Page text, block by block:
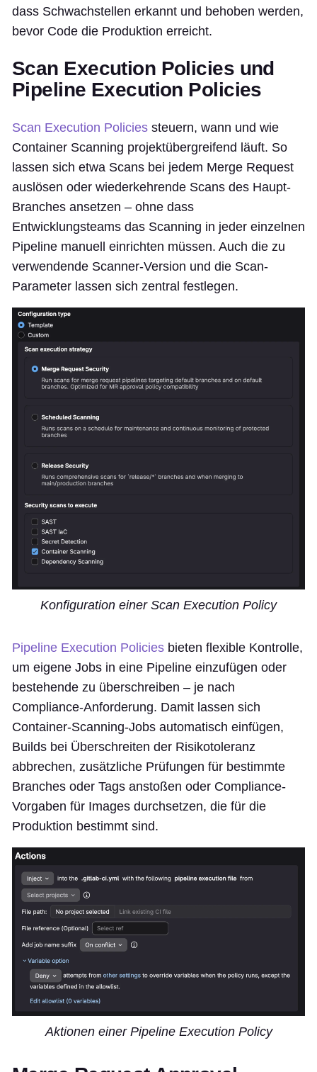
dass Schwachstellen erkannt und behoben werden,
bevor Code die Produktion erreicht.
Scan Execution Policies und
Pipeline Execution Policies
Scan Execution Policies steuern, wann und wie
Container Scanning projektübergreifend läuft. So
lassen sich etwa Scans bei jedem Merge Request
auslösen oder wiederkehrende Scans des Haupt-
Branches ansetzen – ohne dass
Entwicklungsteams das Scanning in jeder einzelnen
Pipeline manuell einrichten müssen. Auch die zu
verwendende Scanner-Version und die Scan-
Parameter lassen sich zentral festlegen.
Konfiguration einer Scan Execution Policy
Pipeline Execution Policies bieten flexible Kontrolle,
um eigene Jobs in eine Pipeline einzufügen oder
bestehende zu überschreiben – je nach
Compliance-Anforderung. Damit lassen sich
Container-Scanning-Jobs automatisch einfügen,
Builds bei Überschreiten der Risikotoleranz
abbrechen, zusätzliche Prüfungen für bestimmte
Branches oder Tags anstoßen oder Compliance-
Vorgaben für Images durchsetzen, die für die
Produktion bestimmt sind.
Aktionen einer Pipeline Execution Policy